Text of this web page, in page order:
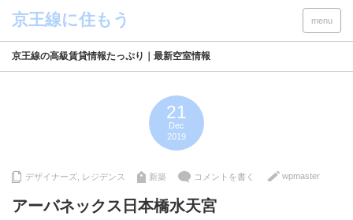
menu
京王線の高級賃貸情報たっぷり｜最新空室情報
21
Dec
2019
デザイナーズ レジデンス 新築 コメントを書く wpmaster
アーバネックス日本橋水天宮